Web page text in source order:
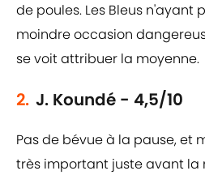
de poules. Les Bleus n'ayant
moindre occasion
se voit attribuer la moyenne.
2. J. Koundé - 4,5/10
Pas de bévue à la pause, et
très important juste avant la